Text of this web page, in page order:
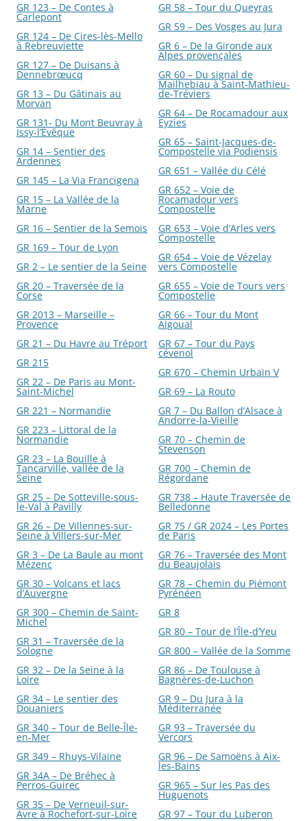
GR 123 – De Contes à
Carlepont
GR 124 – De Cires-lès-Mello
à Rebreuviette
GR 127 – De Duisans à
Dennebrœucq
GR 13 – Du Gâtinais au
Morvan
GR 131- Du Mont Beuvray à
Issy-l’Évêque
GR 14 – Sentier des
Ardennes
GR 145 – La Via Francigena
GR 15 – La Vallée de la
Marne
GR 16 – Sentier de la Semois
GR 169 – Tour de Lyon
GR 2 – Le sentier de la Seine
GR 20 – Traversée de la
Corse
GR 2013 – Marseille –
Provence
GR 21 – Du Havre au Tréport
GR 215
GR 22 – De Paris au Mont-
Saint-Michel
GR 221 – Normandie
GR 223 – Littoral de la
Normandie
GR 23 – La Bouille à
Tancarville, vallée de la
Seine
GR 25 – De Sotteville-sous-
le-Val à Pavilly
GR 26 – De Villennes-sur-
Seine à Villers-sur-Mer
GR 3 – De La Baule au mont
Mézenc
GR 30 – Volcans et lacs
d’Auvergne
GR 300 – Chemin de Saint-
Michel
GR 31 – Traversée de la
Sologne
GR 32 – De la Seine à la
Loire
GR 34 – Le sentier des
Douaniers
GR 340 – Tour de Belle-Île-
en-Mer
GR 349 – Rhuys-Vilaine
GR 34A – De Bréhec à
Perros-Guirec
GR 35 – De Verneuil-sur-
Avre à Rochefort-sur-Loire
GR 58 – Tour du Queyras
GR 59 – Des Vosges au Jura
GR 6 – De la Gironde aux
Alpes provençales
GR 60 – Du signal de
Mailhebiau à Saint-Mathieu-
de-Tréviers
GR 64 – De Rocamadour aux
Eyzies
GR 65 – Saint-Jacques-de-
Compostelle via Podiensis
GR 651 – Vallée du Célé
GR 652 – Voie de
Rocamadour vers
Compostelle
GR 653 – Voie d’Arles vers
Compostelle
GR 654 – Voie de Vézelay
vers Compostelle
GR 655 – Voie de Tours vers
Compostelle
GR 66 – Tour du Mont
Aigoual
GR 67 – Tour du Pays
cévenol
GR 670 – Chemin Urbain V
GR 69 – La Routo
GR 7 – Du Ballon d’Alsace à
Andorre-la-Vieille
GR 70 – Chemin de
Stevenson
GR 700 – Chemin de
Régordane
GR 738 – Haute Traversée de
Belledonne
GR 75 / GR 2024 – Les Portes
de Paris
GR 76 – Traversée des Mont
du Beaujolais
GR 78 – Chemin du Piémont
Pyrénéen
GR 8
GR 80 – Tour de l’Île-d’Yeu
GR 800 – Vallée de la Somme
GR 86 – De Toulouse à
Bagnères-de-Luchon
GR 9 – Du Jura à la
Méditerranée
GR 93 – Traversée du
Vercors
GR 96 – De Samoëns à Aix-
les-Bains
GR 965 – Sur les Pas des
Huguenots
GR 97 – Tour du Luberon